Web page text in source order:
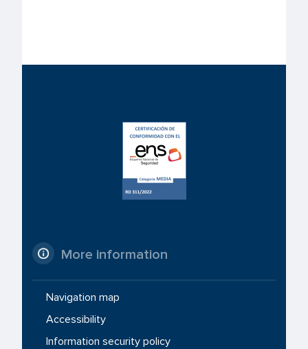
More information
Navigation map
Accessibility
Information security policy